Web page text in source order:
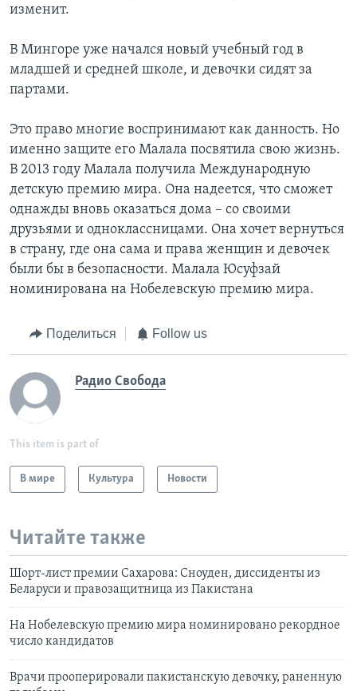
изменит.
В Мингоре уже начался новый учебный год в
младшей и средней школе, и девочки сидят за
партами.
Это право многие воспринимают как данность. Но
именно защите его Малала посвятила свою жизнь.
В 2013 году Малала получила Международную
детскую премию мира. Она надеется, что сможет
однажды вновь оказаться дома – со своими
друзьями и одноклассницами. Она хочет вернуться
в страну, где она сама и права женщин и девочек
были бы в безопасности. Малала Юсуфзай
номинирована на Нобелевскую премию мира.
Поделиться Follow us
Радио Свобода
This item is part of
В мире Культура Новости
Читайте также
Шорт-лист премии Сахарова: Сноуден, диссиденты из
Беларуси и правозащитница из Пакистана
На Нобелевскую премию мира номинировано рекордное
число кандидатов
Врачи прооперировали пакистанскую девочку, раненную